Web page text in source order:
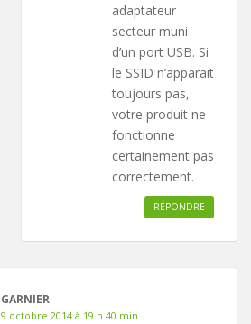
adaptateur
secteur muni
d’un port USB. Si
le SSID n’apparait
toujours pas,
votre produit ne
fonctionne
certainement pas
correctement.
RÉPONDRE
GARNIER
9 octobre 2014 à 19 h 40 min